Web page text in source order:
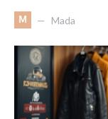
M Mada